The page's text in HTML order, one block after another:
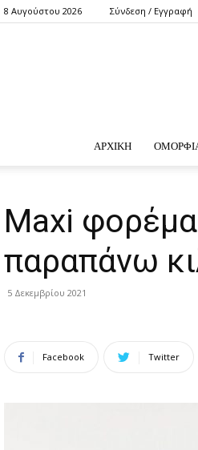
8 Αυγούστου 2026 Σύνδεση / Εγγραφή
ΑΡΧΙΚΗ
Maxi
παραπάνω
5 Δεκεμβρίου 2021
Facebook Twitter